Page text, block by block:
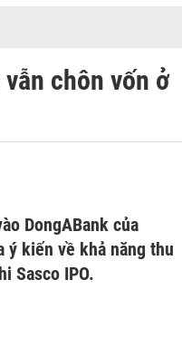
chôn vốn ở
DongABank của
ý kiến về khả năng thu
Sasco IPO.